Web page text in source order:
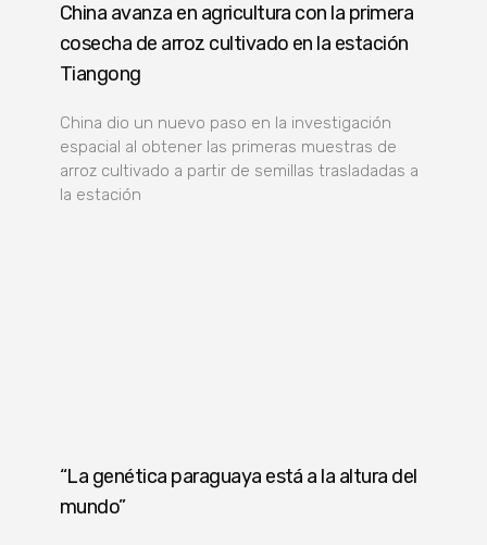
China avanza en agricultura con la primera
cosecha de arroz cultivado en la estación
Tiangong
China dio un nuevo paso en la investigación
espacial al obtener las primeras muestras de
arroz cultivado a partir de semillas trasladadas a
la estación
“La genética paraguaya está a la altura del
mundo”